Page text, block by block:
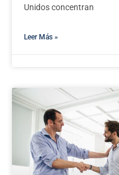
Unidos concentran
Leer Más »